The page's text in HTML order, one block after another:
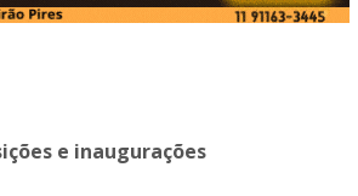
e inaugurações